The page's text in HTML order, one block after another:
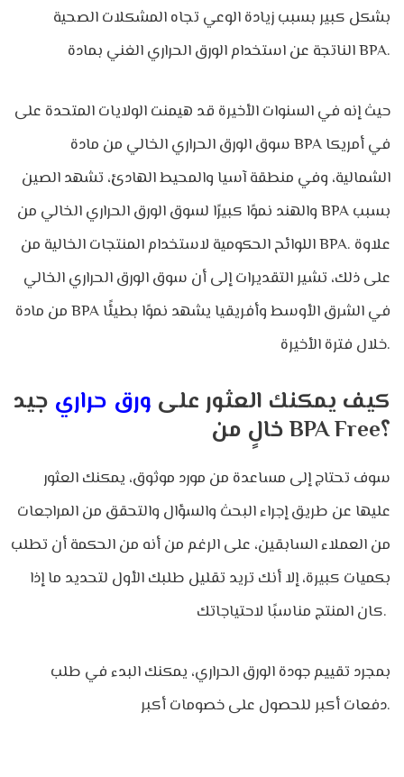
بشكل كبير بسبب زيادة الوعي تجاه المشكلات الصحية
الناتجة عن استخدام الورق الحراري الغني بمادة BPA.
حيث إنه في السنوات الأخيرة قد هيمنت الولايات المتحدة على
سوق الورق الحراري الخالي من مادة BPA في أمريكا
الشمالية، وفي منطقة آسيا والمحيط الهادئ، تشهد الصين
والهند نموًا كبيرًا لسوق الورق الحراري الخالي من BPA بسبب
اللوائح الحكومية لاستخدام المنتجات الخالية من BPA. علاوة
على ذلك، تشير التقديرات إلى أن سوق الورق الحراري الخالي
من مادة BPA في الشرق الأوسط وأفريقيا يشهد نموًا بطيئًا
خلال فترة الأخيرة.
كيف يمكنك العثور على ورق حراري جيد
خالٍ من BPA Free؟
سوف تحتاج إلى مساعدة من مورد موثوق، يمكنك العثور
عليها عن طريق إجراء البحث والسؤال والتحقق من المراجعات
من العملاء السابقين، على الرغم من أنه من الحكمة أن تطلب
بكميات كبيرة، إلا أنك تريد تقليل طلبك الأول لتحديد ما إذا
كان المنتج مناسبًا لاحتياجاتك.
بمجرد تقييم جودة الورق الحراري، يمكنك البدء في طلب
دفعات أكبر للحصول على خصومات أكبر.